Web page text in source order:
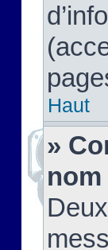
Haut
»
nom